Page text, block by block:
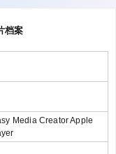
档案
Media Creator Apple